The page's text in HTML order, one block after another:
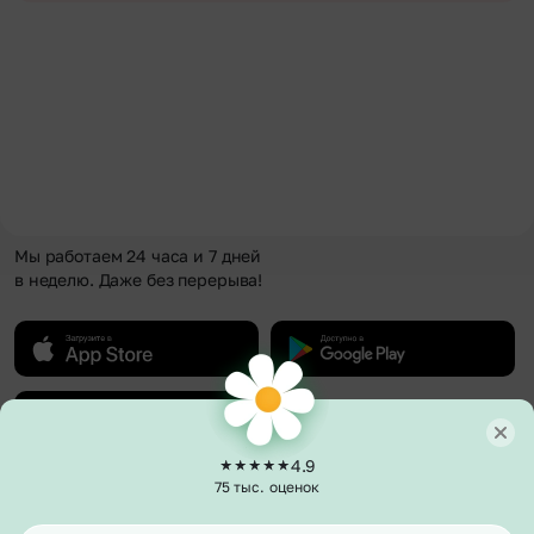
Мы работаем 24 часа и 7 дней
в неделю. Даже без перерыва!
4.9
75 тыс. оценок